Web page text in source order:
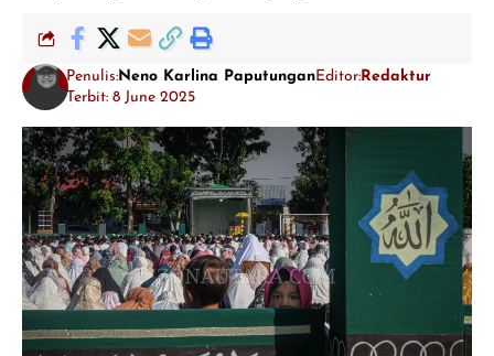
Penulis:Neno Karlina PaputunganEditor:Redaktur
Terbit: 8 June 2025